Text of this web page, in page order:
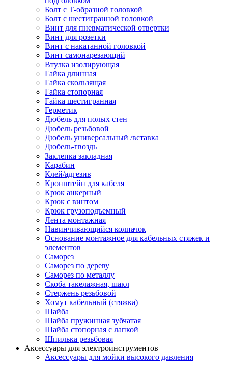
Болт с Т-образной головкой
Болт с шестигранной головкой
Винт для пневматической отвертки
Винт для розетки
Винт с накатанной головкой
Винт самонарезающий
Втулка изолирующая
Гайка длинная
Гайка скользящая
Гайка стопорная
Гайка шестигранная
Герметик
Дюбель для полых стен
Дюбель резьбовой
Дюбель универсальный /вставка
Дюбель-гвоздь
Заклепка закладная
Карабин
Клей/адгезив
Кронштейн для кабеля
Крюк анкерный
Крюк с винтом
Крюк грузоподъемный
Лента монтажная
Навинчивающийся колпачок
Основание монтажное для кабельных стяжек и
элементов
Саморез
Саморез по дереву
Саморез по металлу
Скоба такелажная, шакл
Стержень резьбовой
Хомут кабельный (стяжка)
Шайба
Шайба пружинная зубчатая
Шайба стопорная с лапкой
Шпилька резьбовая
Аксессуары для электроинструментов
Аксессуары для мойки высокого давления